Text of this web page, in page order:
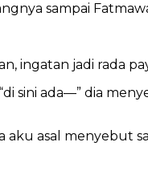
sampai
ingatan jadi rada
sini ada—” dia
asal menyebut